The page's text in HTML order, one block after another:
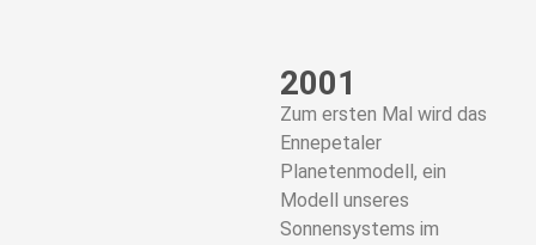
2001
Zum ersten Mal wird das
Ennepetaler
Planetenmodell, ein
Modell unseres
Sonnensystems im